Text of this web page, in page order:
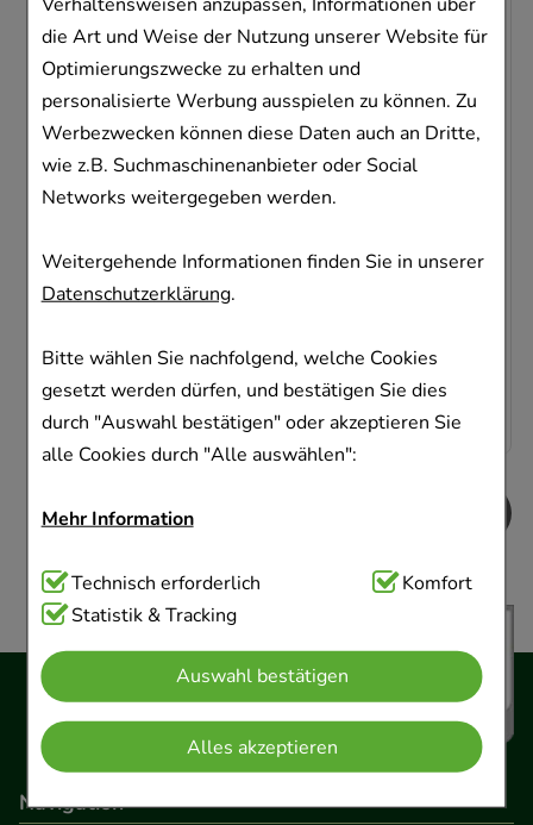
die Art und Weise der Nutzung unserer Website für
Optimierungszwecke zu erhalten und
personalisierte Werbung ausspielen zu können. Zu
Werbezwecken können diese Daten auch an Dritte,
wie z.B. Suchmaschinenanbieter oder Social
Networks weitergegeben werden.
Weitergehende Informationen finden Sie in unserer
Datenschutzerklärung.
Bitte wählen Sie nachfolgend, welche Cookies
gesetzt werden dürfen, und bestätigen Sie dies
durch "Auswahl bestätigen" oder akzeptieren Sie
alle Cookies durch "Alle auswählen":
Mehr Information
Technisch Notwendig:Hierbei handelt es sich um
Cookies, die für die Grundfunktionen unserer
Website notwendig sind (z.B. Navigation,
Warenkorb, Kundenkonto), weshalb auf diese nicht
verzichtet werden kann.
Komfort:Diese Cookies werden genutzt um das
Einkaufserlebnis noch ansprechender zu gestalten,
Technisch erforderlich
Komfort
Statistik & Tracking
Auswahl bestätigen
Alles akzeptieren
WIDMER Deo Creme o.P.
LOUIS WIDMER GmbH
03484168
Dieses Produkt ist zur Zeit nicht verfügbar
13,85 €¹
AVP:16,50 €²
346,25 € pro 1 l
Navigation